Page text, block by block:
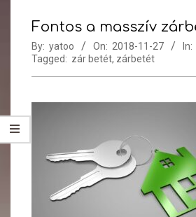
Fontos a masszív
By: yatoo On: 2018-11-27 In:
Tagged: zár betét, zárbetét